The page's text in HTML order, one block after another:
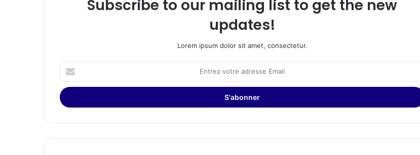
Subscribe to our mailing list to get the new
updates!
Lorem ipsum dolor sit amet, consectetur.
votre
adresse
Email